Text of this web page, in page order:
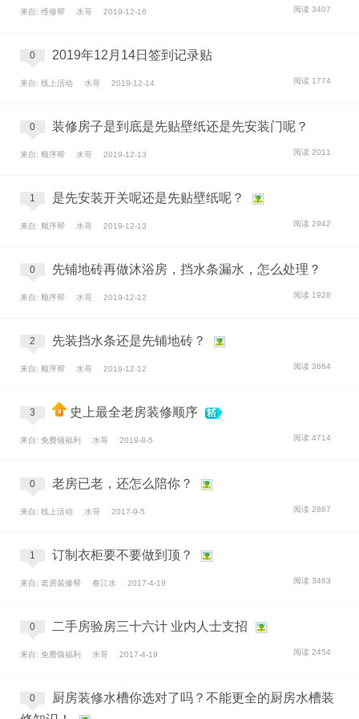
来自: 维修帮 水哥 2019-12-16 阅读 3407
0 2019年12月14日签到记录贴
来自: 线上活动 水哥 2019-12-14 阅读 1774
0 装修房子是到底是先贴壁纸还是先安装门呢？
来自: 顺序帮 水哥 2019-12-13 阅读 2011
1 是先安装开关呢还是先贴壁纸呢？
来自: 顺序帮 水哥 2019-12-13 阅读 2942
0 先铺地砖再做沐浴房，挡水条漏水，怎么处理？
来自: 顺序帮 水哥 2019-12-12 阅读 1928
2 先装挡水条还是先铺地砖？
来自: 顺序帮 水哥 2019-12-12 阅读 3664
3 史上最全老房装修顺序
来自: 免费领福利 水哥 2019-8-5 阅读 4714
0 老房已老，还怎么陪你？
来自: 线上活动 水哥 2017-9-5 阅读 2867
1 订制衣柜要不要做到顶？
来自: 老房装修帮 春江水 2017-4-19 阅读 3463
0 二手房验房三十六计 业内人士支招
来自: 免费领福利 水哥 2017-4-19 阅读 2454
0
厨房装修水槽你选对了吗？不能更全的厨房水槽装